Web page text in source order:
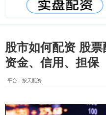
股市如何配资 股票
资金、信用、担保
平台：按天配资